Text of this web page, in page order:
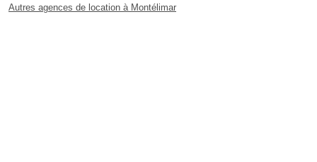
Autres agences de location à Montélimar